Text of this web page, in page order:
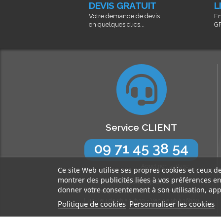
DEVIS GRATUIT
Votre demande de devis
en quelques clics...
Service CLIENT
09 71 45 38 54
N’hésitez pas !
Nos experts sont à votre écoute
Lun-Jeu de 9h à 17h30 - Ven de 9h à 16h30
Ce site Web utilise ses propres cookies et ceux
montrer des publicités liées à vos préférences
donner votre consentement à son utilisation,
Politique de cookies Personnaliser les cookies